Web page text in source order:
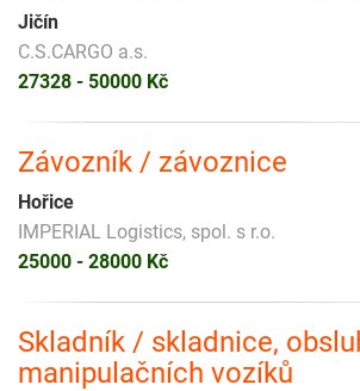
Jičín
C.S.CARGO a.s.
27328 - 50000 Kč
Závozník / závoznice
Hořice
IMPERIAL Logistics, spol. s r.o.
25000 - 28000 Kč
Skladník / skladnice,
manipulačních vozíků